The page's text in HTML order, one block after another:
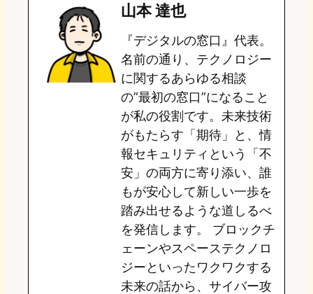
o
o
n
s
k
b
o
o
k
a
山本 達也
『デジタルの窓口』代表。
名前の通り、テクノロジー
に関するあらゆる相談
の”最初の窓口”になること
が私の役割です。未来技術
がもたらす「期待」と、情
報セキュリティという「不
安」の両方に寄り添い、誰
もが安心して新しい一歩を
踏み出せるような道しるべ
を発信します。 ブロックチ
ェーンやスペーステクノロ
ジーといったワクワクする
未来の話から、サイバー攻